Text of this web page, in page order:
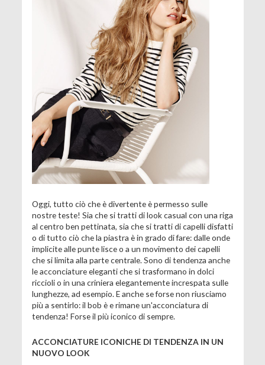
Oggi, tutto ciò che è divertente è permesso sulle
nostre teste! Sia che si tratti di look casual con una riga
al centro ben pettinata, sia che si tratti di capelli disfatti
o di tutto ciò che la piastra è in grado di fare: dalle onde
implicite alle punte lisce o a un movimento dei capelli
che si limita alla parte centrale. Sono di tendenza anche
le acconciature eleganti che si trasformano in dolci
riccioli o in una criniera elegantemente increspata sulle
lunghezze, ad esempio. E anche se forse non riusciamo
più a sentirlo: il bob è e rimane un'acconciatura di
tendenza! Forse il più iconico di sempre.
ACCONCIATURE ICONICHE DI TENDENZA IN UN
NUOVO LOOK